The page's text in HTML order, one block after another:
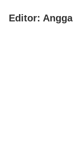
Editor: